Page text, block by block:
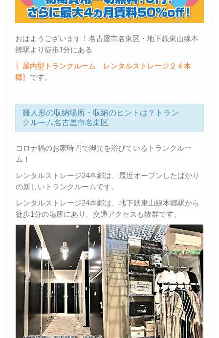
おはようございます！名古屋市名東区・地下鉄東山線本
郷駅より徒歩1分にある
〖屋内型トランクルーム レンタルストレージ２４本
郷〗 です。
雛人形の収納場所・収納のヒントは？トラン
クルーム名古屋市名東区
コロナ禍のお家時間で脚光を浴びているトランクルー
ム！
レンタルストレージ24本郷は、最近オープンしたばかり
の新しいトランクルームです。
レンタルストレージ24本郷は、地下鉄東山線本郷駅から
徒歩1分の場所にあり、交通アクセスも抜群です。